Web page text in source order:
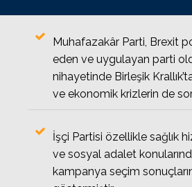
Muhafazakâr Parti, Brexit
eden ve uygulayan parti
nihayetinde Birleşik
ve ekonomik krizlerin de
İşçi Partisi özellikle sağlık
ve sosyal adalet
kampanya seçim